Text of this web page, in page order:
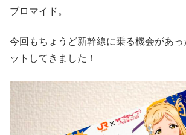
ブロマイド。
今回もちょうど新幹線に乗る機会があ
ットしてきました！